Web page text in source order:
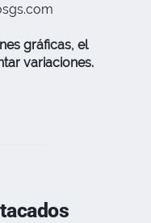
gráficas, el
variaciones.